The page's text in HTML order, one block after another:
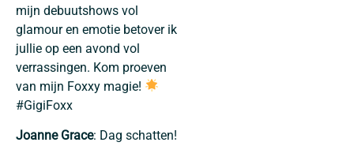
mijn debuutshows vol
glamour en emotie betover ik
jullie op een avond vol
verrassingen. Kom proeven
van mijn Foxxy magie!
#GigiFoxx
Joanne Grace: Dag schatten!